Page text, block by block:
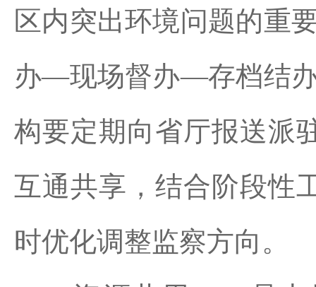
区内突出环境问题的重
办—现场督办—存档结
构要定期向省厅报送派
互通共享，结合阶段性
时优化调整监察方向。